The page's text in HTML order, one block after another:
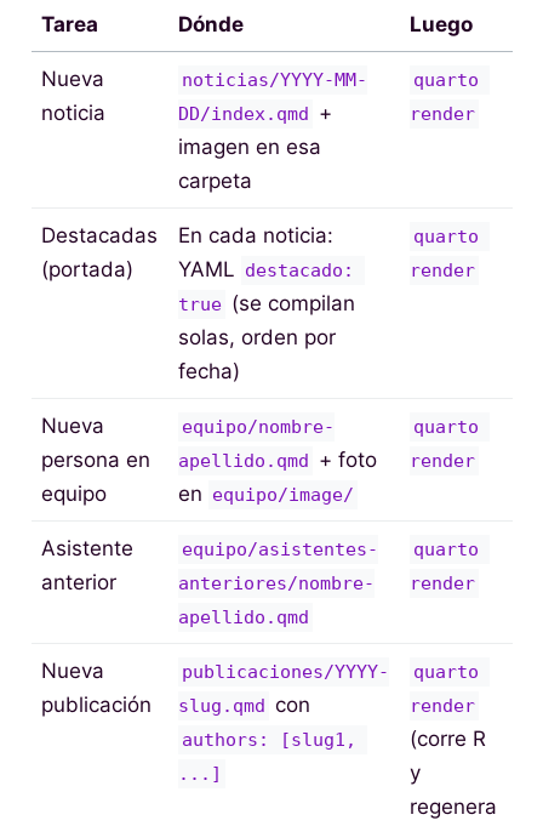
Tarea Dónde Luego
Nueva
noticia
noticias/YYYY-MM-
DD/index.qmd +
imagen en esa
carpeta
quarto
render
Destacadas
(portada)
En cada noticia:
YAML destacado:
true (se compilan
solas, orden por
fecha)
quarto
render
Nueva
persona en
equipo
equipo/nombre-
apellido.qmd + foto
en equipo/image/
quarto
render
Asistente
anterior
equipo/asistentes-
anteriores/nombre-
apellido.qmd
quarto
render
Nueva
publicación
publicaciones/YYYY-
slug.qmd con
authors: [slug1,
...]
quarto
render
(corre R
y
regenera